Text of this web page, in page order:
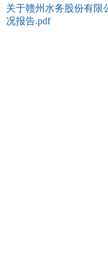
关于赣州水务股份有限
况报告.pdf